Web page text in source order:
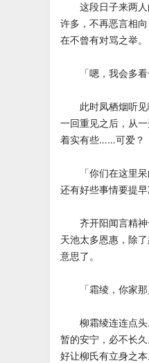
这段日子来两人
许多，不再恶言相
在不曾有对骂之举。
「嗯，我会多看
此时凤栖烟听见
一回重见之后，从
着实有些……可爱？
「你们在这里呆
还有好些事情要提早
齐开阳闻言精神
天池太多恩惠，除
意思了。
「霜绫，你家那
柳霜绫连连点头
暂的安宁，必不长
好让柳氏有立身之